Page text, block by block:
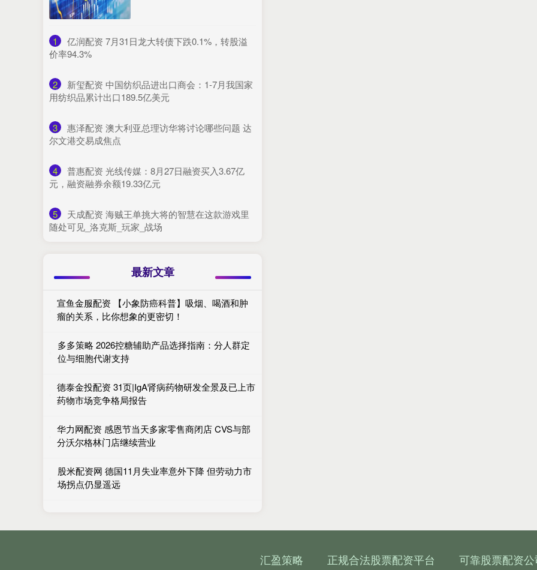
1
​亿润配资 7月31日龙大转债下跌0.1%，转股溢
价率94.3%
2
​新玺配资 中国纺织品进出口商会：1-7月我国家
用纺织品累计出口189.5亿美元
3
​惠泽配资 澳大利亚总理访华将讨论哪些问题 达
尔文港交易成焦点
4
​普惠配资 光线传媒：8月27日融资买入3.67亿
元，融资融券余额19.33亿元
5
​天成配资 海贼王单挑大将的智慧在这款游戏里
随处可见_洛克斯_玩家_战场
最新文章
宣鱼金服配资 【小象防癌科普】吸烟、喝酒和肿
瘤的关系，比你想象的更密切！
多多策略 2026控糖辅助产品选择指南：分人群定
位与细胞代谢支持
德泰金投配资 31页|IgA肾病药物研发全景及已上市
药物市场竞争格局报告
华力网配资 感恩节当天多家零售商闭店 CVS与部
分沃尔格林门店继续营业
股米配资网 德国11月失业率意外下降 但劳动力市
场拐点仍显遥远
汇盈策略 正规合法股票配资平台 可靠股票配资